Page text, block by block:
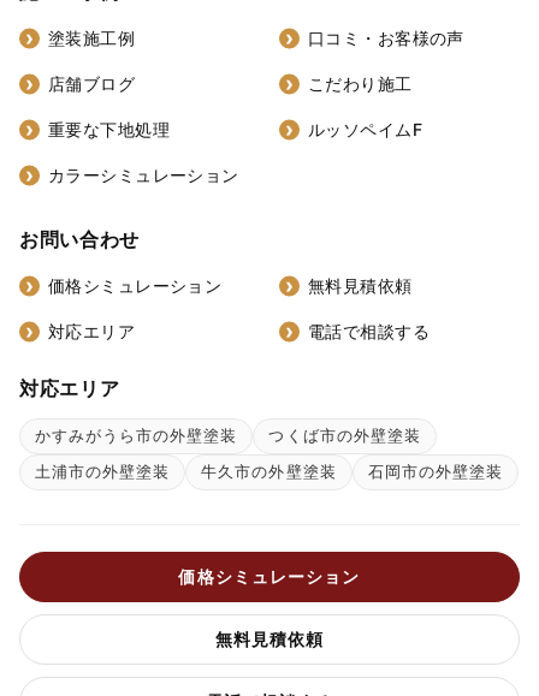
塗装施工例 口コミ・お客様の声
店舗ブログ こだわり施工
重要な下地処理 ルッソペイムF
カラーシミュレーション
お問い合わせ
価格シミュレーション 無料見積依頼
対応エリア 電話で相談する
対応エリア
かすみがうら市の外壁塗装
つくば市の外壁塗装
土浦市の外壁塗装
牛久市の外壁塗装 石岡市の外壁塗装
価格シミュレーション
無料見積依頼